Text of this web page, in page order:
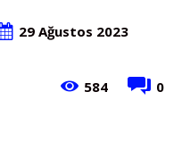
29 Ağustos 2023
0
584